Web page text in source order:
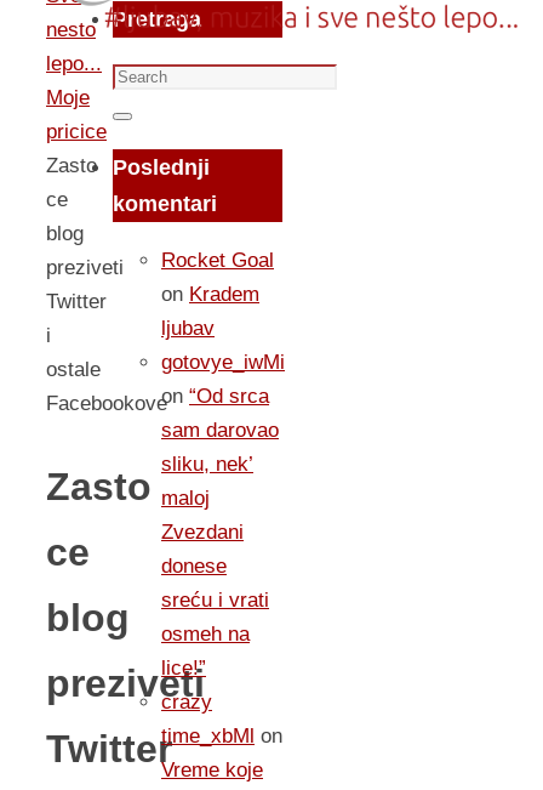
nesto
lepo...
Moje
pricice
Zasto
ce
blog
preziveti
Twitter
i
ostale
Facebookove
Zasto
ce
blog
preziveti
Twitter
Pretraga
Search
for:
Search
Poslednji
komentari
Rocket Goal
on Kradem
ljubav
gotovye_iwMi
on “Od srca
sam darovao
sliku, nek’
maloj
Zvezdani
donese
sreću i vrati
osmeh na
lice!”
crazy
time_xbMl on
Vreme koje